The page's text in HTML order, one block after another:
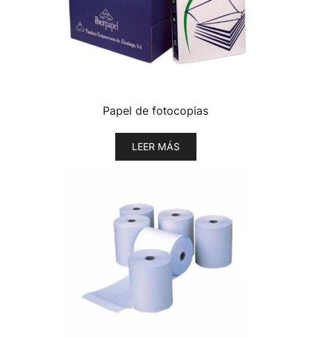
Papel de fotocopias
LEER MÁS